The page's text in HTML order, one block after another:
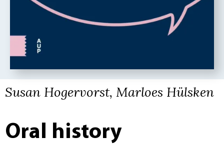
Susan Hogervorst, Marloes Hülsken
Oral history